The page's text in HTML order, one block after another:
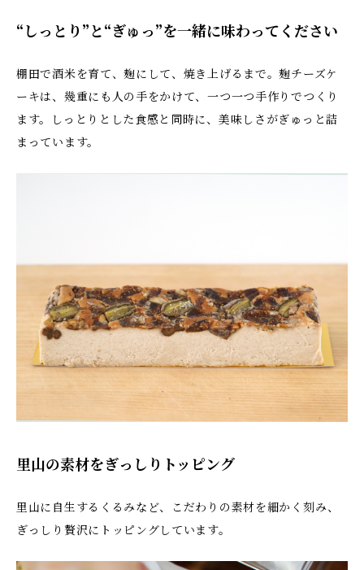
“しっとり”と“ぎゅっ”を一緒に味わってください
棚田で酒米を育て、麹にして、焼き上げるまで。麹チーズケ
ーキは、幾重にも人の手をかけて、一つ一つ手作りでつくり
ます。しっとりとした食感と同時に、美味しさがぎゅっと詰
まっています。
里山の素材をぎっしりトッピング
里山に自生するくるみなど、こだわりの素材を細かく刻み、
ぎっしり贅沢にトッピングしています。